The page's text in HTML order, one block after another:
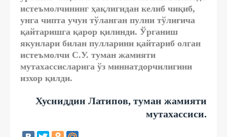
истеъмолчининг ҳақлигидан келиб чиқиб,
унга чипта учун тўланган пулни тўлиғича
қайтаришга қарор қилинди. Ўрганиш
якунлари билан пулларини қайтариб олган
истеъмолчи С.У. туман жамияти
мутахассисларига ўз миннатдорчилигини
изхор қилди.
Хусниддин Латипов, туман жамияти
мутахассиси.